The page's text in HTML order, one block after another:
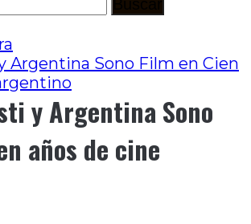
Argentina Sono Film en Cien
y Argentina Sono
años de cine